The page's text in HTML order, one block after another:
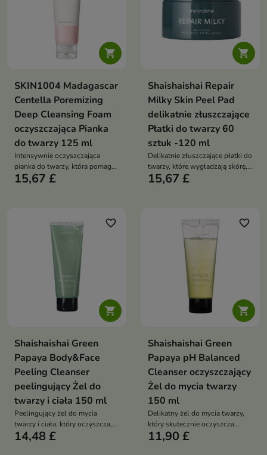

SKIN1004 Madagascar
Centella Poremizing
Deep Cleansing Foam
oczyszczająca Pianka
do twarzy 125 ml
Intensywnie oczyszczająca
pianka do twarzy, która pomaga
usuwać nadmiar sebum,
15,67 £

Shaishaishai Repair
Milky Skin Peel Pad
delikatnie złuszczające
Płatki do twarzy 60
sztuk -120 ml
Delikatnie złuszczające płatki do
twarzy, które wygładzają skórę,
nawilżają ją i przywracają jej
15,67 £

favorite_border
Shaishaishai Green
Papaya Body&Face
Peeling Cleanser
peelingujący Żel do
twarzy i ciała 150 ml
Peelingujący żel do mycia
twarzy i ciała, który oczyszcza,
wygładza skórę i pomaga
14,48 £

favorite_border
Shaishaishai Green
Papaya pH Balanced
Cleanser oczyszczający
Żel do mycia twarzy
150 ml
Delikatny żel do mycia twarzy,
który skutecznie oczyszcza
skórę, wygładza ją i przywraca
11,90 £